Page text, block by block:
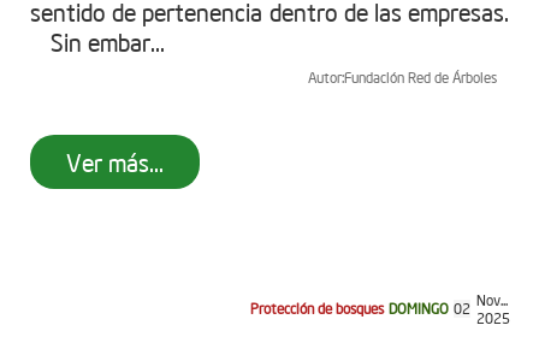
sentido de pertenencia dentro de las empresas.
Sin embar...
Autor:Fundación Red de Árboles
Ver más...
Protección de bosques DOMINGO 02 Nov...
2025